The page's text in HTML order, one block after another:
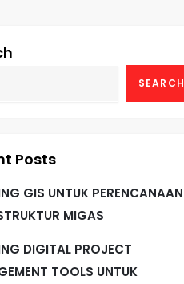
SEARCH
Posts
GIS UNTUK PERENCANAAN
MIGAS
DIGITAL PROJECT
TOOLS UNTUK